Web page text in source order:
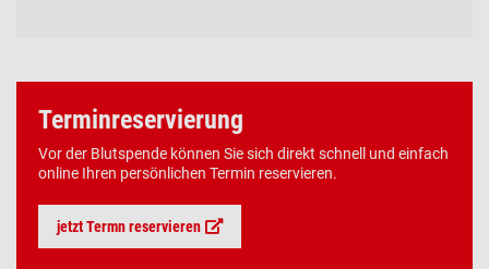
Terminreservierung
Vor der Blutspende können Sie sich direkt schnell und einfach
online Ihren persönlichen Termin reservieren.
jetzt Termn reservieren